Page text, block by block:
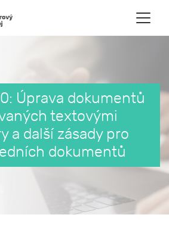
Úprava dokumentů
textovými
a další zásady pro
dokumentů